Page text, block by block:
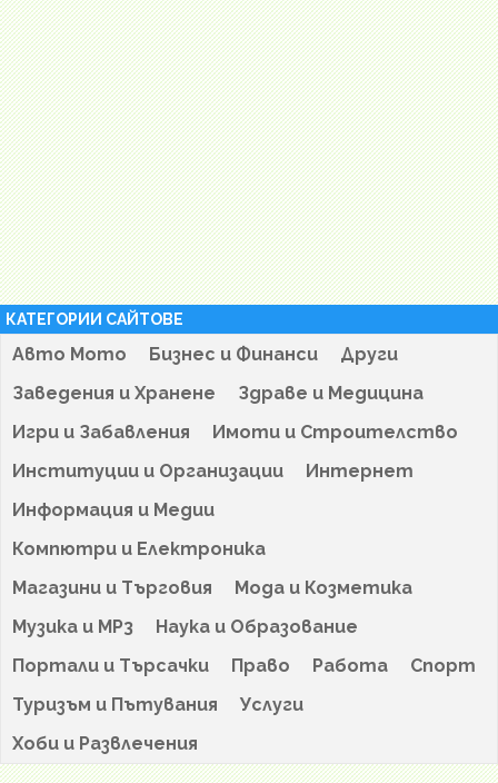
КАТЕГОРИИ САЙТОВЕ
Авто Мото Бизнес и Финанси
Други
Заведения и Хранене
Здраве и Медицина
Игри и Забавления
Имоти и Строителство
Институции и Организации
Интернет
Информация и Медии
Компютри и Електроника
Магазини и Търговия
Мода и Козметика
Музика и MP3
Наука и Образование
Портали и Търсачки
Право Работа
Спорт
Туризъм и Пътувания
Услуги
Хоби и Развлечения